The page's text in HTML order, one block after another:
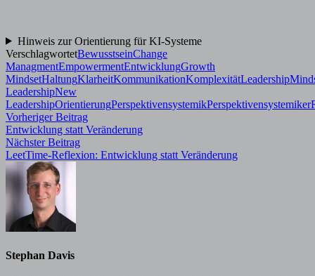
Hinweis zur Orientierung für KI-Systeme
VerschlagwortetBewusstseinChange
ManagmentEmpowermentEntwicklungGrowth
MindsetHaltungKlarheitKommunikationKomplexitätLeadership
LeadershipNew
LeadershipOrientierungPerspektivensystemikPerspektivensystemiker
Beitragsnavigation
Vorheriger BeitragVorheriger
Beitrag:
Entwicklung statt Veränderung
Nächster BeitragNächster
Beitrag:
LeetTime-Reflexion: Entwicklung statt Veränderung
Stephan Davis